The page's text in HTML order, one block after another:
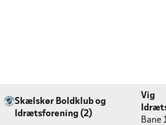
Skælskør Boldklub og
Idrætsforening (2)
Vig
Bane